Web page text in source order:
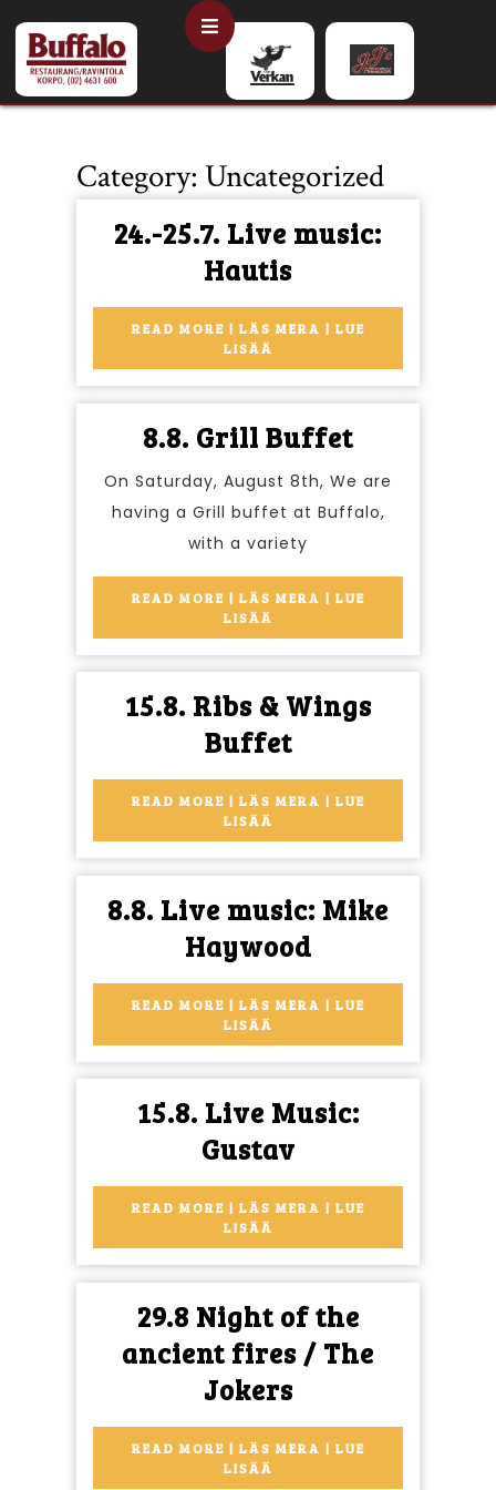
content
Open
Button
Category: Uncategorized
24.-25.7. Live music:
Hautis
Live
music:
Hautis
READ MORE | LÄS MERA | LUE
LISÄÄ
MORE
|
LÄS
MERA
|
LISÄÄ
8.8. Grill Buffet8.8.
Grill
Buffet
On Saturday, August 8th, We are
having a Grill buffet at Buffalo,
with a variety
READ MORE | LÄS MERA | LUE
LISÄÄ
MORE
|
LÄS
MERA
|
LUE
LISÄÄ
15.8. Ribs & Wings
Buffet15.8.
Ribs
&
Wings
Buffet
READ MORE | LÄS MERA | LUE
LISÄÄ
MORE
|
LÄS
MERA
|
LUE
LISÄÄ
8.8. Live music: Mike
Haywood8.8.
Live
music:
Mike
Haywood
READ MORE | LÄS MERA | LUE
LISÄÄ
MORE
|
LÄS
MERA
|
LUE
LISÄÄ
15.8. Live Music:
Gustav15.8.
Live
Music:
Gustav
READ MORE | LÄS MERA | LUE
LISÄÄ
MORE
|
LÄS
MERA
|
LUE
LISÄÄ
29.8 Night of the
ancient fires / The
Jokers29.8
Night
of
READ MORE | LÄS MERA | LUE
LISÄÄ
MORE